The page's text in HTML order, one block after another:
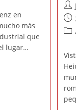
en
más
que
lugar…
de
la
de
la